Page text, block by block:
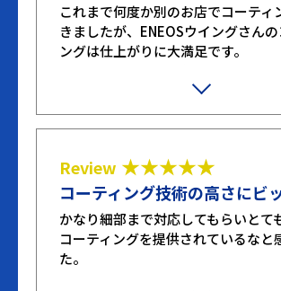
これまで何度か別のお店でコーティ
きましたが、ENEOSウイングさんの
ングは仕上がりに大満足です。
ましたが、わかりやすく明確な回答
て、対応もすごく良かったです。あ
ざいました！
Review ★★★★★
コーティング技術の高さにビ
かなり細部まで対応してもらいとて
コーティングを提供されているなと
た。